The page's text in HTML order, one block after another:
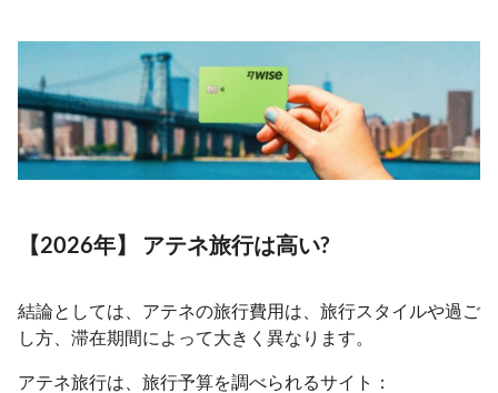
【2026年】 アテネ旅行は高い?
結論としては、アテネの旅行費用は、旅行スタイルや過ご
し方、滞在期間によって大きく異なります。
アテネ旅行は、旅行予算を調べられるサイト：